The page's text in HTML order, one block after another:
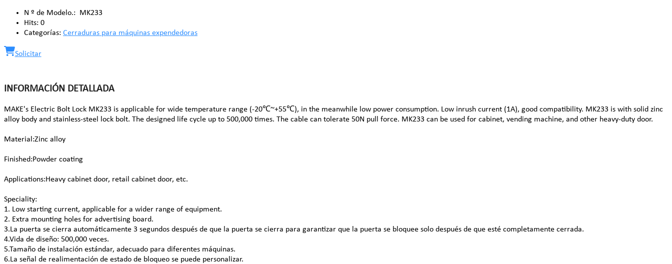
N º de Modelo.:
MK233
Hits: 0
Categorías: Cerraduras para máquinas expendedoras
Solicitar
INFORMACIÓN DETALLADA
MAKE's Electric Bolt Lock MK233 is applicable for wide temperature range (-20℃~+55℃), in the meanwhile low power consumption. Low inrush current (1A), good compatibility. MK233 is with solid zinc
alloy body and stainless-steel lock bolt. The designed life cycle up to 500,000 times. The cable can tolerate 50N pull force. MK233 can be used for cabinet, vending machine, and other heavy-duty door.
Material:Zinc alloy
Finished:Powder coating
Applications:Heavy cabinet door, retail cabinet door, etc.
Speciality:
1. Low starting current, applicable for a wider range of equipment.
2. Extra mounting holes for advertising board.
3.La puerta se cierra automáticamente 3 segundos después de que la puerta se cierra para garantizar que la puerta se bloquee solo después de que esté completamente cerrada.
4.Vida de diseño: 500,000 veces.
5.Tamaño de instalación estándar, adecuado para diferentes máquinas.
6.La señal de realimentación de estado de bloqueo se puede personalizar.